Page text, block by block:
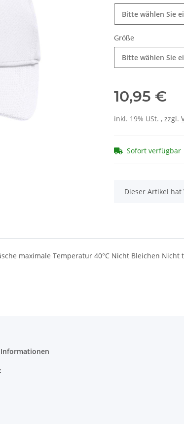
Bitte wählen Sie
Größe
Bitte wählen Sie
10,95 €
inkl. 19% USt. , zzgl.
Sofort verfügbar
x
Dieser Artikel
maximale Temperatur 40°C Nicht Bleichen